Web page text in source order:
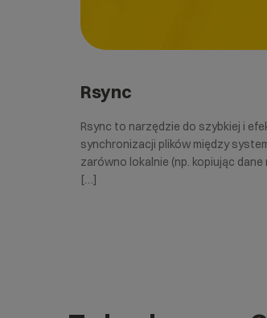
Rsync
Rsync to narzędzie do szybkiej i
synchronizacji plików między
zarówno lokalnie (np. kopiując
[…]